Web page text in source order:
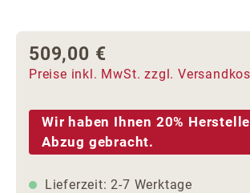
Regulärer Preis:
509,00 €
Preise inkl. MwSt. zzgl.
Wir haben Ihnen 20%
Abzug gebracht.
Lieferzeit: 2-7 Werktage